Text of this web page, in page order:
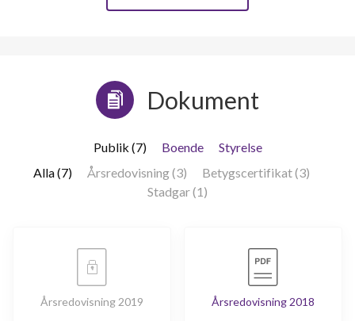
Dokument
Publik (7) Boende
Styrelse
Alla (7)
Årsredovisning (3)
Betygscertifikat (3)
Stadgar (1)
Årsredovisning 2019 Årsredovisning 2018